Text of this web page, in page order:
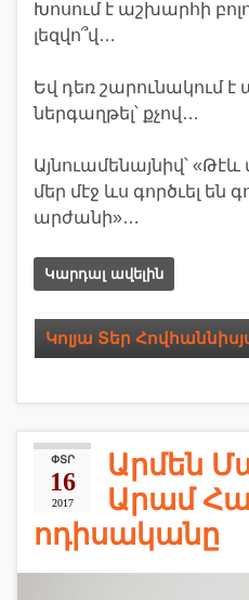
Խոսում է աշխարհի
լեզվո՞վ…
Եվ դեռ շարունակում
ներգաղթել՝ քչով…
Այնուամենայնիվ՝
մեր մէջ ևս գործւել են
արժանի»…
Կարդալ ավելին
Կոլյա Տեր
ՓՏՐ
16
2017
Արմեն
Արամ
ոդիսականը